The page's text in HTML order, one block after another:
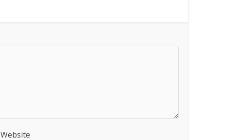
Website